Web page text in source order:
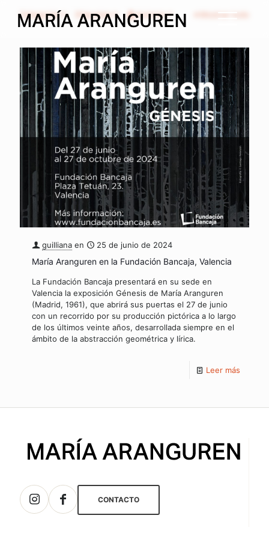
Categorias Etiquetas Autores Mostrar todo
guilliana en 25 de junio de 2024
María Aranguren en la Fundación Bancaja, Valencia
La Fundación Bancaja presentará en su sede en
Valencia la exposición Génesis de María Aranguren
(Madrid, 1961), que abrirá sus puertas el 27 de junio
con un recorrido por su producción pictórica a lo largo
de los últimos veinte años, desarrollada siempre en el
ámbito de la abstracción geométrica y lírica.
Leer más
CONTACTO